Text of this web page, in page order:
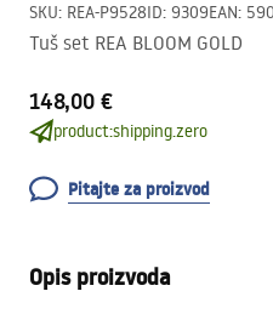
SKU: REA-P9528ID: 9309EAN:
Tuš set REA BLOOM GOLD
148,00 €
product:shipping.zero
Pitajte za proizvod
Opis proizvoda